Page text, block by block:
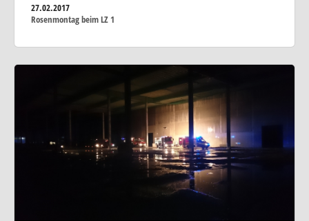
27.02.2017
Rosenmontag beim LZ 1